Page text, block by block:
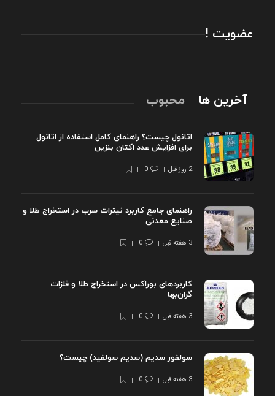
عضویت !
آخرین ها محبوب
اتانول چیست؟ راهنمای کامل استفاده از اتانول
برای افزایش عدد اکتان بنزین
2 روز قبل 0
راهنمای جامع کاربرد نیترات سرب در استخراج طلا و
صنایع معدنی
3 هفته قبل 0
کاربردهای بوراکس در استخراج طلا و فلزات
گران‌بها
3 هفته قبل 0
سولفور سدیم (سدیم سولفید) چیست؟
3 هفته قبل 0